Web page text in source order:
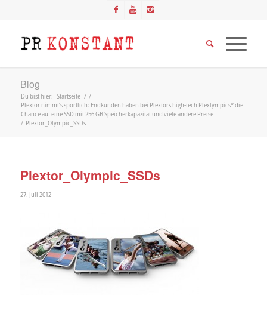
Blog
Du bist hier: Startseite / /
Plextor nimmt’s sportlich: Endkunden haben bei Plextors high-tech Plexlympics* die
Chance auf eine SSD mit 256 GB Speicherkapazität und viele andere Preise
/ Plextor_Olympic_SSDs
Plextor_Olympic_SSDs
27. Juli 2012